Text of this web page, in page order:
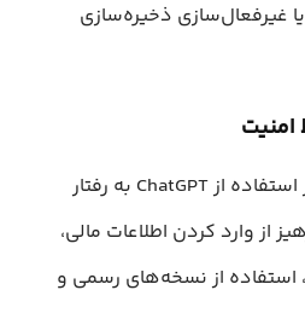
غیرفعال‌سازی ذخیره‌سازی
بخش بزرگی از امنیت در استفاده از ChatGPT به رفتار
از وارد کردن اطلاعات مالی،
استفاده از نسخه‌های رسمی و